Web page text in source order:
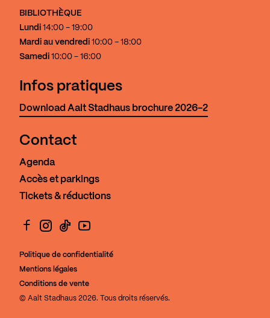
BIBLIOTHÈQUE
Lundi 14:00 - 19:00
Mardi au vendredi 10:00 - 18:00
Samedi 10:00 - 16:00
Infos pratiques
Download Aalt Stadhaus brochure 2026-2
Contact
Agenda
Accès et parkings
Tickets & réductions
Politique de confidentialité
Mentions légales
Conditions de vente
© Aalt Stadhaus 2026. Tous droits réservés.